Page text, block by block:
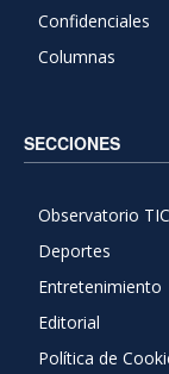
Confidenciales
Columnas
SECCIONES
Observatorio TIC
Deportes
Entretenimiento
Editorial
Política de